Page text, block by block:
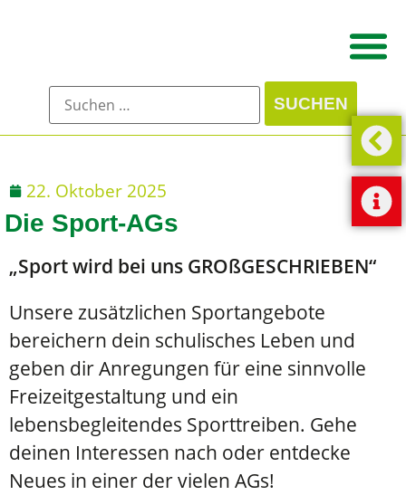
22. Oktober 2025
Die Sport-AGs
„Sport wird bei uns GROßGESCHRIEBEN“
Unsere zusätzlichen Sportangebote
bereichern dein schulisches Leben und
geben dir Anregungen für eine sinnvolle
Freizeitgestaltung und ein
lebensbegleitendes Sporttreiben. Gehe
deinen Interessen nach oder entdecke
Neues in einer der vielen AGs!